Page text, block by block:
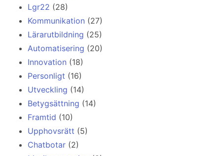
Lgr22 (28)
Kommunikation (27)
Lärarutbildning (25)
Automatisering (20)
Innovation (18)
Personligt (16)
Utveckling (14)
Betygsättning (14)
Framtid (10)
Upphovsrätt (5)
Chatbotar (2)